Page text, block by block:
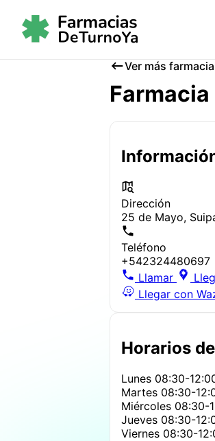
Ver más
Dirección
25 de Mayo,
Teléfono
+542324480697
Llamar
Llegar con
Horarios
Lunes 08:30-
Martes 08:30-
Miércoles 08:30-
Jueves 08:30-
Viernes 08:30-